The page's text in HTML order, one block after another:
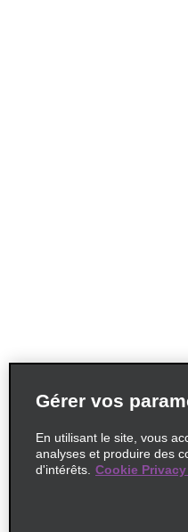
Gérer vos
En utilisant le site, vous
analyses et produire des
d'intérêts. Cookie